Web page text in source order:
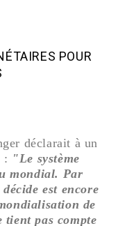
POUR
déclarait à un
: "Le système
mondial. Par
est encore
de
tient pas compte